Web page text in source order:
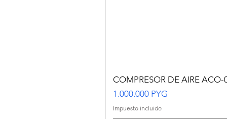
COMPRESOR DE AIRE ACO-
Precio
1.000.000 PYG
Impuesto incluido